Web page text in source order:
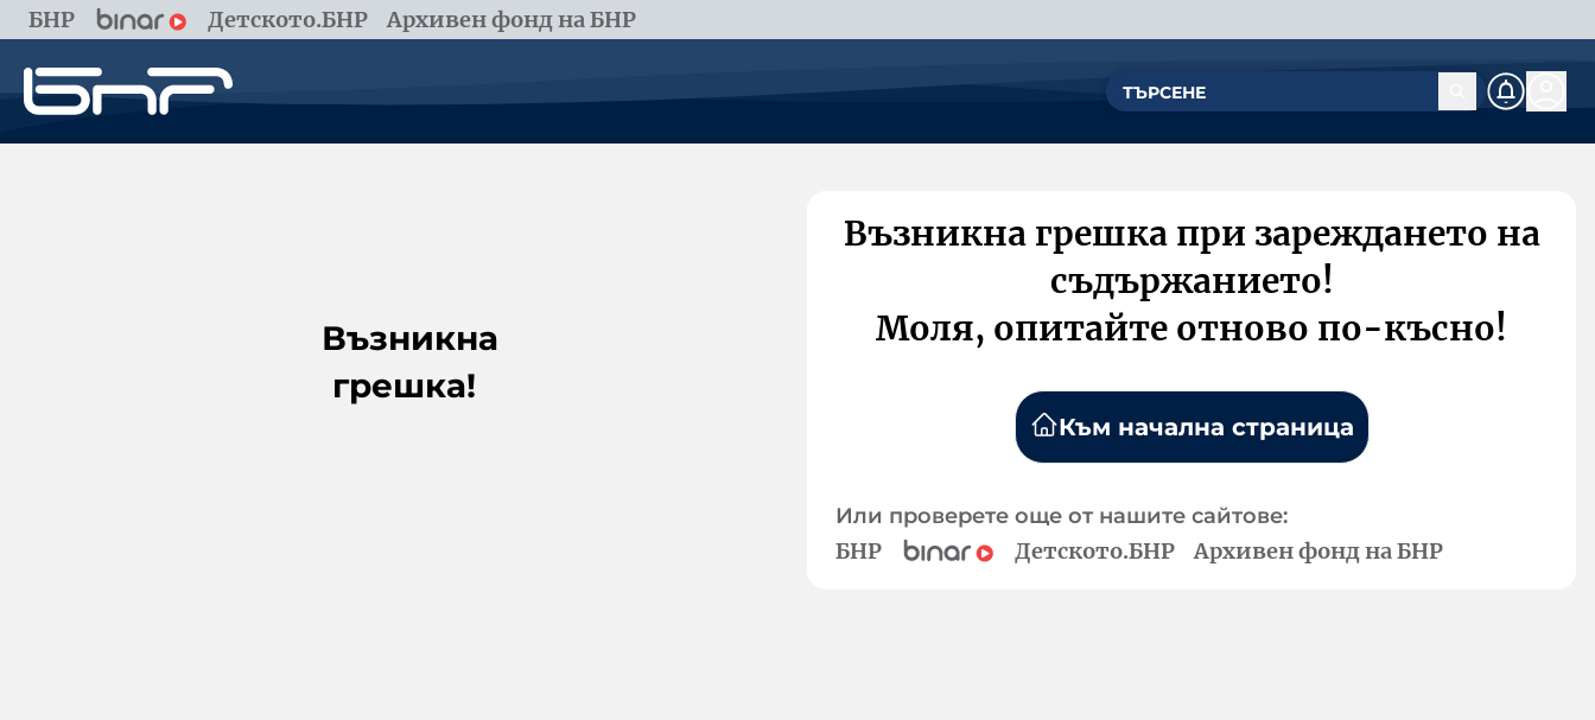
БНР Детското.БНР Архивен фонд на БНР
Възникна
грешка!
Възникна грешка при зареждането на
съдържанието!
Моля, опитайте отново по-късно!
Към начална страница
Или проверете още от нашите сайтове:
БНР Детското.БНР Архивен фонд на БНР